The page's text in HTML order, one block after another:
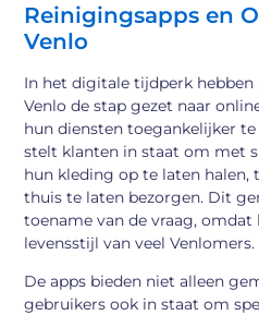
Reinigingsapps en
Venlo
In het digitale tijdperk
Venlo de stap gezet naar
hun diensten toegankelijker
stelt klanten in staat om met
hun kleding op te laten halen,
thuis te laten bezorgen. Dit
toename van de vraag,
levensstijl van veel Venlomers.
De apps bieden niet alleen
gebruikers ook in staat om